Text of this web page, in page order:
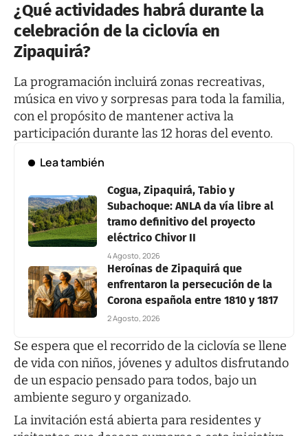
¿Qué actividades habrá durante la
celebración de la ciclovía en
Zipaquirá?
La programación incluirá zonas recreativas,
música en vivo y sorpresas para toda la familia,
con el propósito de mantener activa la
participación durante las 12 horas del evento.
Lea también
Cogua, Zipaquirá, Tabio y
Subachoque: ANLA da vía libre al
tramo definitivo del proyecto
eléctrico Chivor II
4 Agosto, 2026
Heroínas de Zipaquirá que
enfrentaron la persecución de la
Corona española entre 1810 y 1817
2 Agosto, 2026
Se espera que el recorrido de la ciclovía se llene
de vida con niños, jóvenes y adultos disfrutando
de un espacio pensado para todos, bajo un
ambiente seguro y organizado.
La invitación está abierta para residentes y